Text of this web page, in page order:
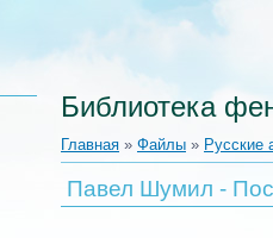
Библиотека
Главная » Файлы » Русские
Павел Шумил -